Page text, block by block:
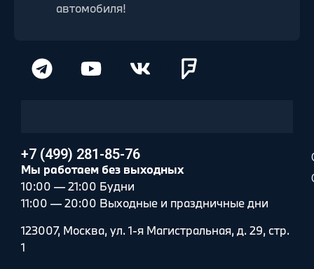
автомобиля!
+7 (499) 281-85-76
Мы работаем без выходных
10:00 — 21:00 Будни
11:00 — 20:00 Выходные и праздничные дни
123007, Москва, ул. 1-я Магистральная, д. 29, стр.
1